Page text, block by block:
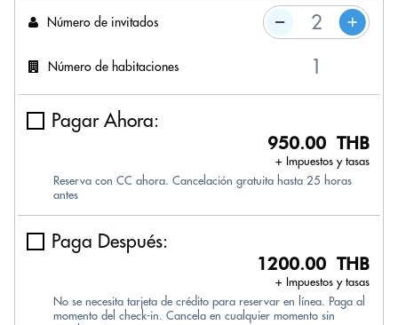
Número de invitados
Número de habitaciones
Pagar Ahora:
950.00 THB
+ Impuestos y tasas
Reserva con CC ahora. Cancelación gratuita hasta 25 horas
antes
Paga Después:
1200.00 THB
+ Impuestos y tasas
No se necesita tarjeta de crédito para reservar en línea. Paga al
momento del check-in. Cancela en cualquier momento sin